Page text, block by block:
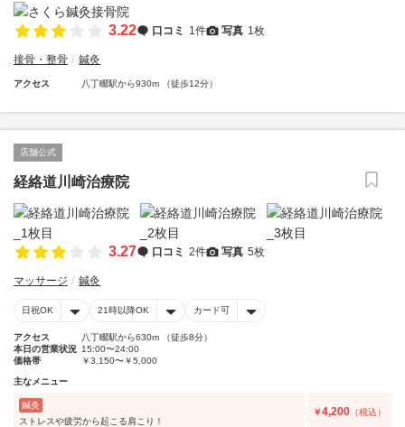
3.22 口コミ 1件 写真 1枚
接骨・整骨 鍼灸
アクセス 八丁畷駅から930m （徒歩12分）
店舗公式
経絡道川崎治療院
3.27 口コミ 2件 写真 5枚
マッサージ 鍼灸
日祝OK 21時以降OK カード可
アクセス
八丁畷駅から630m （徒歩8分）
本日の営業状況 15:00〜24:00
価格帯
￥3,150〜￥5,000
主なメニュー
鍼灸
ストレスや疲労から起こる肩こり！
￥4,200 （税込）